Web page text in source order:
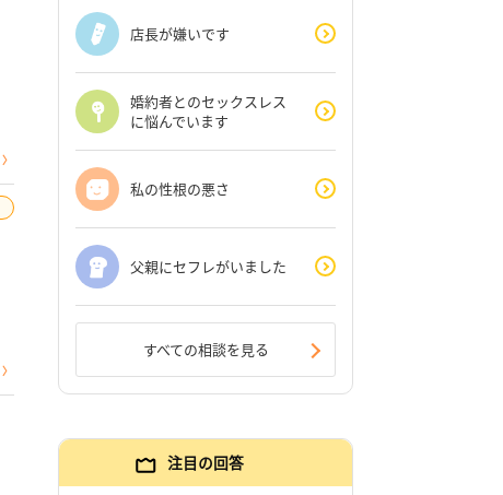
店長が嫌いです
婚約者とのセックスレス
に悩んでいます
私の性根の悪さ
父親にセフレがいました
すべての相談を見る
注目の回答